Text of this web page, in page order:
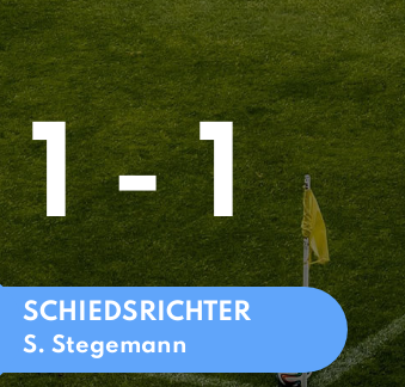
1 - 1
SCHIEDSRICHTER
S. Stegemann